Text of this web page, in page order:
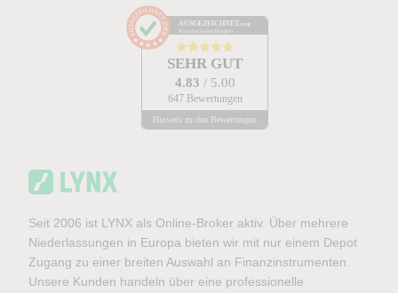
AUSGEZEICHNET .org
Kundenbewertungen
SEHR GUT
4.83 / 5.00
647 Bewertungen
Hinweis zu den Bewertungen
Seit 2006 ist LYNX als Online-Broker aktiv. Über mehrere
Niederlassungen in Europa bieten wir mit nur einem Depot
Zugang zu einer breiten Auswahl an Finanzinstrumenten.
Unsere Kunden handeln über eine professionelle